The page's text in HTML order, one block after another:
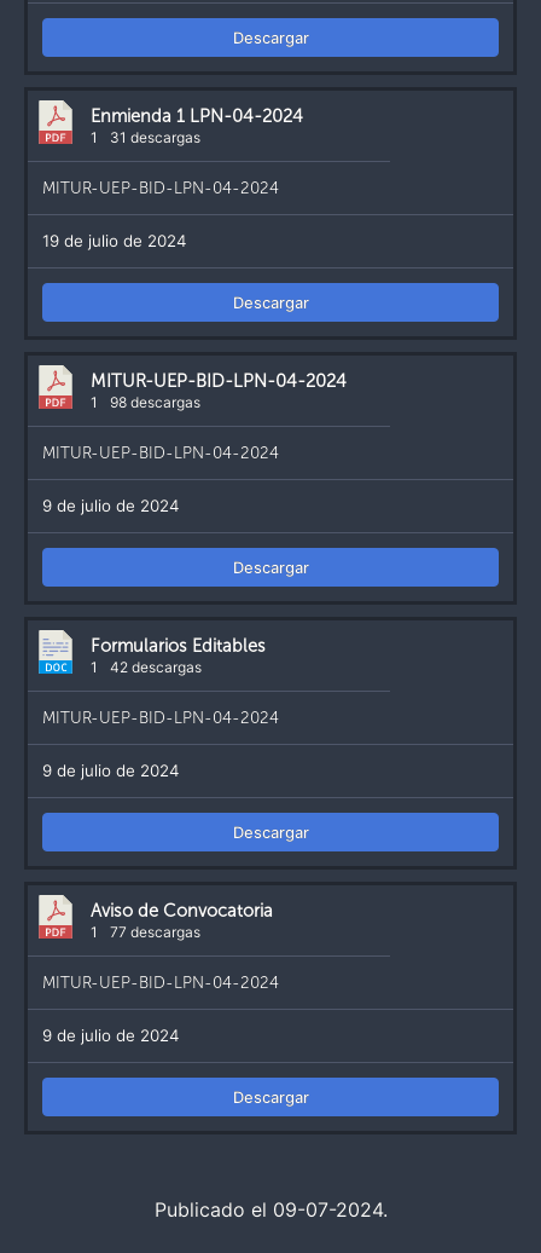
Descargar
Enmienda 1 LPN-04-2024
1 31 descargas
MITUR-UEP-BID-LPN-04-2024
19 de julio de 2024
Descargar
MITUR-UEP-BID-LPN-04-2024
1 98 descargas
MITUR-UEP-BID-LPN-04-2024
9 de julio de 2024
Descargar
Formularios Editables
1 42 descargas
MITUR-UEP-BID-LPN-04-2024
9 de julio de 2024
Descargar
Aviso de Convocatoria
1 77 descargas
MITUR-UEP-BID-LPN-04-2024
9 de julio de 2024
Descargar
Publicado el 09-07-2024.